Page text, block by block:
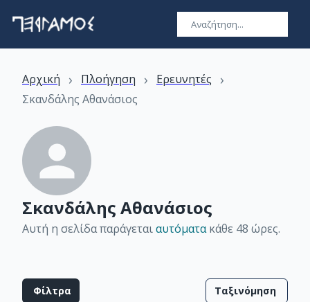
Αρχική › Πλοήγηση › Ερευνητές ›
Σκανδάλης Αθανάσιος
Σκανδάλης Αθανάσιος
Αυτή η σελίδα παράγεταιαυτόματακάθε 48 ώρες.
Φίλτρα Ταξινόμηση